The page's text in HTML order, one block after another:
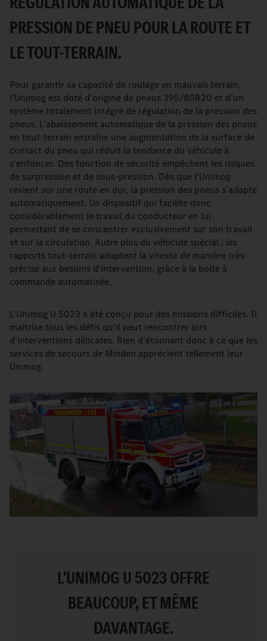
PRESSION DE PNEU POUR LA ROUTE ET
LE TOUT-TERRAIN.
Pour garantir sa capacité de roulage en mauvais terrain,
l'Unimog est doté d'origine de pneus 395/80R20 et d'un
système totalement intégré de régulation de la pression des
pneus. L'abaissement automatique de la pression des pneus
en tout-terrain entraîne une augmentation de la surface de
contact du pneu qui réduit la tendance du véhicule à
s'enfoncer. Des fonction de sécurité empêchent les risques
de surpression et de sous-pression. Dès que l'Unimog
revient sur une route en dur, la pression des pneus s'adapte
automatiquement. Un dispositif qui facilite donc
considérablement le travail du conducteur en lui
permettant de se concentrer exclusivement sur son travail
et sur la circulation. Autre plus du véhicule spécial : les
rapports tout-terrain adaptent la vitesse de manière très
précise aux besoins d'intervention, grâce à la boîte à
commande automatisée.
L'Unimog U 5023 a été conçu pour des missions difficiles. Il
maîtrise tous les défis qu'il peut rencontrer lors
d'interventions délicates. Rien d'étonnant donc à ce que les
services de secours de Minden apprécient tellement leur
Unimog.
L'UNIMOG U 5023 OFFRE
BEAUCOUP, ET MÊME
DAVANTAGE.